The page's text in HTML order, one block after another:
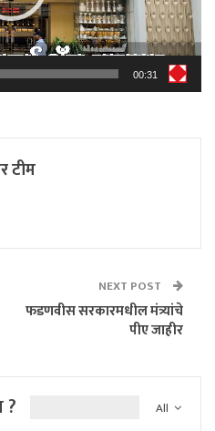
00:31
टीम
NEXT POST
फडणवीस सरकारमधील मंत्र्यांचे
पीए जाहीर
All
?